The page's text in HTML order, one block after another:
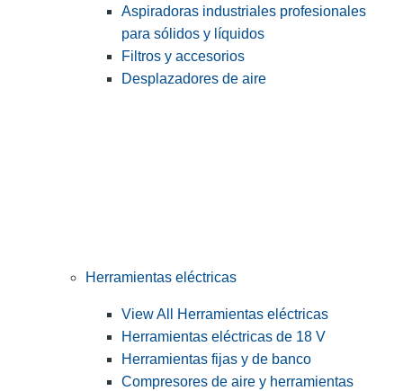
Aspiradoras industriales profesionales
para sólidos y líquidos
Filtros y accesorios
Desplazadores de aire
Herramientas eléctricas
View All Herramientas eléctricas
Herramientas eléctricas de 18 V
Herramientas fijas y de banco
Compresores de aire y herramientas